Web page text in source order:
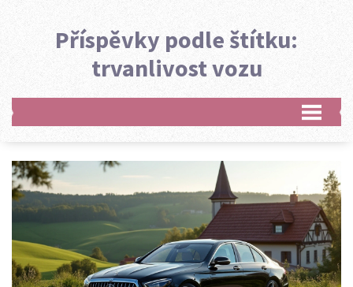
Příspěvky podle štítku:
trvanlivost vozu